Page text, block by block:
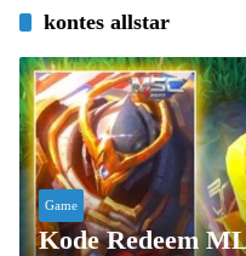
kontes allstar
Game
Kode Redeem